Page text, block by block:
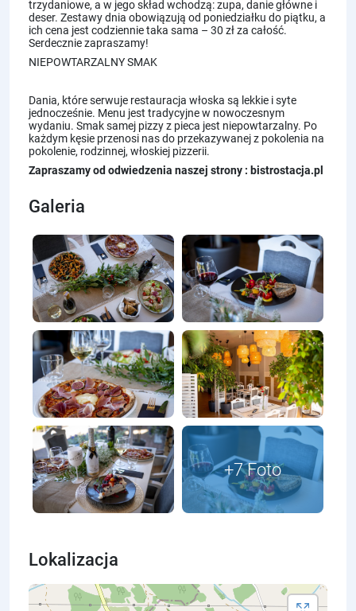
trzydaniowe, a w jego skład wchodzą: zupa, danie główne i
deser. Zestawy dnia obowiązują od poniedziałku do piątku, a
ich cena jest codziennie taka sama – 30 zł za całość.
Serdecznie zapraszamy!
NIEPOWTARZALNY SMAK
Dania, które serwuje restauracja włoska są lekkie i syte
jednocześnie. Menu jest tradycyjne w nowoczesnym
wydaniu. Smak samej pizzy z pieca jest niepowtarzalny. Po
każdym kęsie przenosi nas do przekazywanej z pokolenia na
pokolenie, rodzinnej, włoskiej pizzerii.
Zapraszamy od odwiedzenia naszej strony : bistrostacja.pl
Galeria
Lokalizacja